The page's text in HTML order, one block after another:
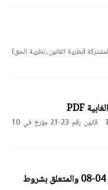
(نظرية القانون، نظرية الحق)
قانون رقم 23-21 يتعلق بالغابات والثروات الغابية PDF قانون رقم 23-21 مؤرخ في 10
قانون رقم 26-12 يعدل ويتمم القانون رقم 04-08 والمتعلق بشروط